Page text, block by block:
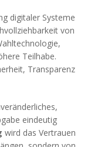
digitaler Systeme
von
,
Teilhabe.
Transparenz
eindeutig
wird das Vertrauen